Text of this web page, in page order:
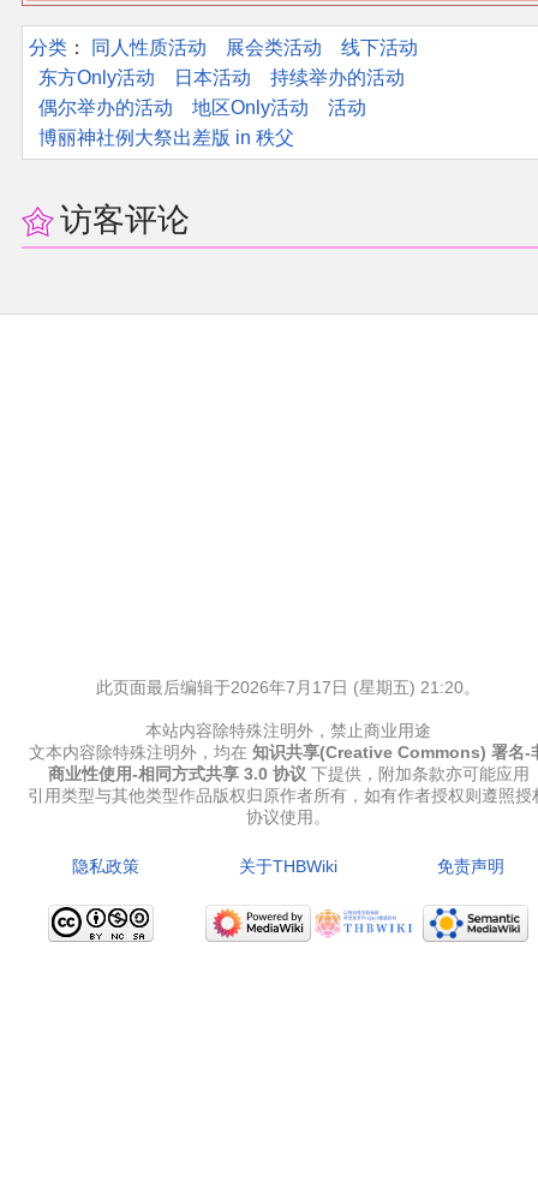
分类 ：​ 同人性质活动 展会类活动
线下活动
东方Only活动
日本活动
持续举办的活动
偶尔举办的活动
地区Only活动
活动
博丽神社例大祭出差版 in 秩父
访客评论
此页面最后编辑于2026年7月17日 (星期五) 21:20。
本站内容除特殊注明外，禁止商业用途
文本内容除特殊注明外，均在 知识共享(Creative Commons) 署名-
商业性使用-相同方式共享 3.0 协议 下提供，附加条款亦可能应用
引用类型与其他类型作品版权归原作者所有，如有作者授权则遵照授
协议使用。
隐私政策 关于THBWiki 免责声明